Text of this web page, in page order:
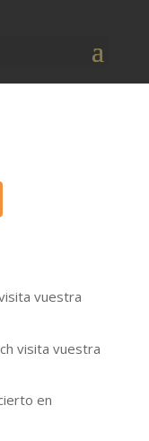
vuestra
visita vuestra
en